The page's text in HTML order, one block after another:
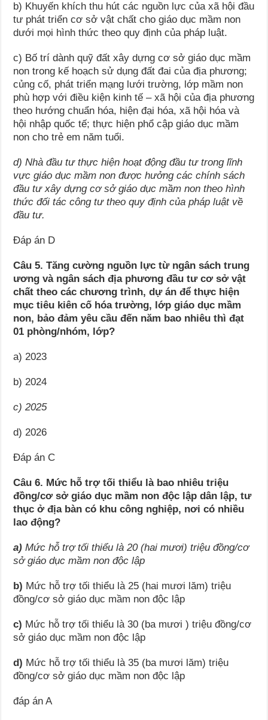
b) Khuyến khích thu hút các nguồn lực của xã hội đầu
tư phát triển cơ sở vật chất cho giáo dục mầm non
dưới mọi hình thức theo quy định của pháp luật.
c) Bố trí dành quỹ đất xây dựng cơ sở giáo dục mầm
non trong kế hoạch sử dụng đất đai của địa phương;
củng cố, phát triển mạng lưới trường, lớp mầm non
phù hợp với điều kiện kinh tế – xã hội của địa phương
theo hướng chuẩn hóa, hiện đại hóa, xã hội hóa và
hội nhập quốc tế; thực hiện phổ cập giáo dục mầm
non cho trẻ em năm tuổi.
d) Nhà đầu tư thực hiện hoạt động đầu tư trong lĩnh
vực giáo dục mầm non được hưởng các chính sách
đầu tư xây dựng cơ sở giáo dục mầm non theo hình
thức đối tác công tư theo quy định của pháp luật về
đầu tư.
Đáp án D
Câu 5. Tăng cường nguồn lực từ ngân sách trung
ương và ngân sách địa phương đầu tư cơ sở vật
chất theo các chương trình, dự án để thực hiện
mục tiêu kiên cố hóa trường, lớp giáo dục mầm
non, bảo đảm yêu cầu đến năm bao nhiêu thì đạt
01 phòng/nhóm, lớp?
a) 2023
b) 2024
c) 2025
d) 2026
Đáp án C
Câu 6. Mức hỗ trợ tối thiểu là bao nhiêu triệu
đồng/cơ sở giáo dục mầm non độc lập dân lập, tư
thục ở địa bàn có khu công nghiệp, nơi có nhiều
lao động?
a)Mức hỗ trợ tối thiểu là 20 (hai mươi) triệu đồng/cơ
sở giáo dục mầm non độc lập
b) Mức hỗ trợ tối thiểu là 25 (hai mươi lăm) triệu
đồng/cơ sở giáo dục mầm non độc lập
c) Mức hỗ trợ tối thiểu là 30 (ba mươi ) triệu đồng/cơ
sở giáo dục mầm non độc lập
d) Mức hỗ trợ tối thiểu là 35 (ba mươi lăm) triệu
đồng/cơ sở giáo dục mầm non độc lập
đáp án A